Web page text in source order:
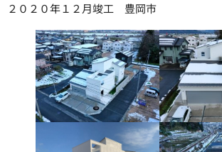
２０２０年１２月竣工 豊岡市